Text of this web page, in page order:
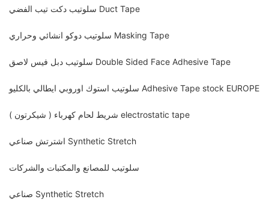
سلوتيب دكت تيب الفضي Duct Tape
سلوتيب دوكو انشائي وحراري Masking Tape
سلوتيب دبل فيس لاصق Double Sided Face Adhesive Tape
سلوتيب استوك اوروبي ايطالي بالكليو Adhesive Tape stock EUROPE
شريط لحام كهرباء ( شيكرتون ) electrostatic tape
اشترتش صناعي Synthetic Stretch
سلوتيب للمصانع والمكتبات والشركات
صناعي Synthetic Stretch